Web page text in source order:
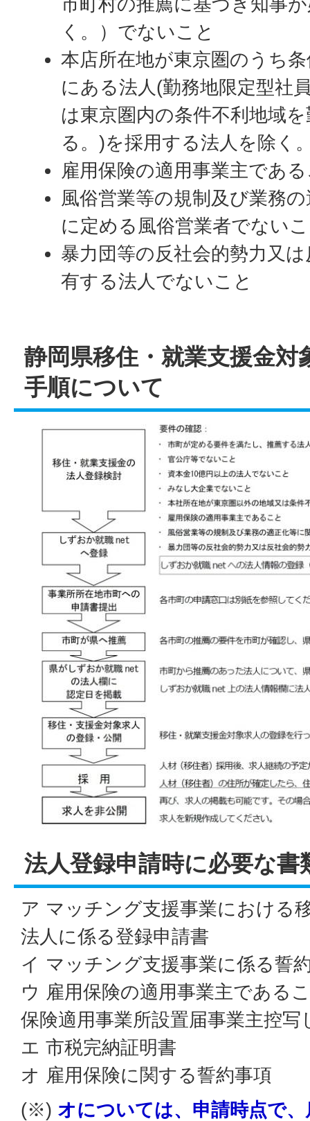
く。）でないこと
本店所在地が東京圏のうち
にある法人(勤務地限定型社
は東京圏内の条件不利地域
る。)を採用する法人を除く
雇用保険の適用事業主であ
風俗営業等の規制及び業務
に定める風俗営業者でない
暴力団等の反社会的勢力又
有する法人でないこと
静岡県移住・就業支援金対
手順について
法人登録申請時に必要な書
ア マッチング支援事業における
法人に係る登録申請書
イ マッチング支援事業に係る誓
ウ 雇用保険の適用事業主である
保険適用事業所設置届事業主控写
エ 市税完納証明書
オ 雇用保険に関する誓約事項
(※) オについては、申請時点で